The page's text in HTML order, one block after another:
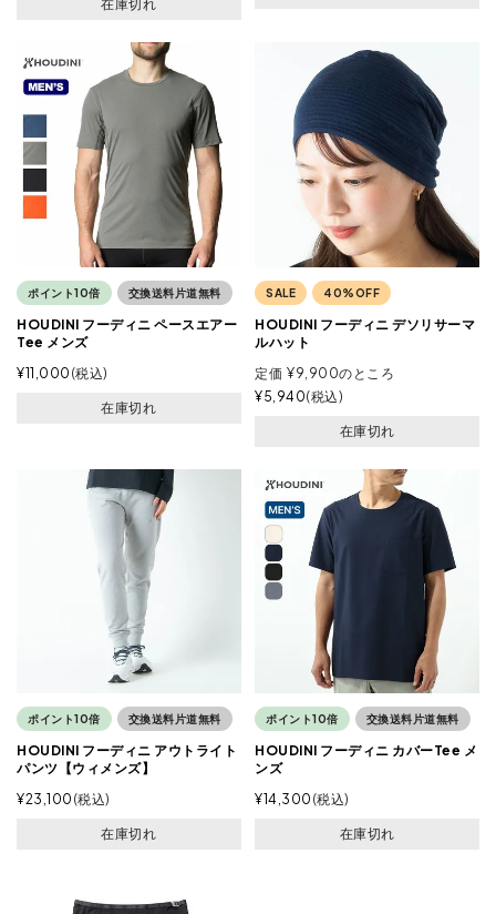
在庫切れ
ポイント10倍 交換送料片道無料
HOUDINI フーディニ ペースエアー
Tee メンズ
¥11,000 税込
在庫切れ
SALE 40%OFF
HOUDINI フーディニ デソリサーマ
ルハット
定価 ¥9,900のところ
¥5,940 税込
在庫切れ
ポイント10倍 交換送料片道無料
HOUDINI フーディニ アウトライト
パンツ【ウィメンズ】
¥23,100 税込
在庫切れ
ポイント10倍 交換送料片道無料
HOUDINI フーディニ カバーTee メ
ンズ
¥14,300 税込
在庫切れ